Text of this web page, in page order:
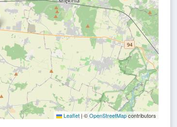
Leaflet |©OpenStreetMapcontributors